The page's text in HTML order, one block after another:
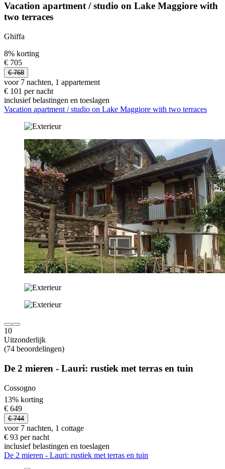
Vacation apartment / studio on Lake Maggiore with
two terraces
Ghiffa
8% korting
€ 705
€ 768
voor 7 nachten, 1 appartement
€ 101 per nacht
inclusief belastingen en toeslagen
Vacation apartment / studio on Lake Maggiore with two terraces
10
Uitzonderlijk
(74 beoordelingen)
De 2 mieren - Lauri: rustiek met terras en tuin
Cossogno
13% korting
€ 649
€ 744
voor 7 nachten, 1 cottage
€ 93 per nacht
inclusief belastingen en toeslagen
De 2 mieren - Lauri: rustiek met terras en tuin